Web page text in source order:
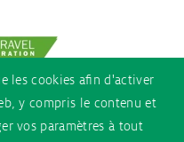
les cookies afin d'activer
y compris le contenu et
vos paramètres à tout